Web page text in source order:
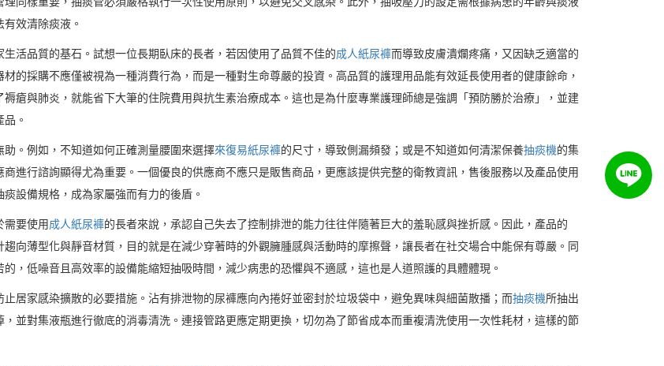
效清除痰液。
活品質的基石。試想一位長期臥床的長者，若因使用了品質不佳的成人紙尿褲而導致皮膚潰爛疼痛，又因缺乏適當的
的採購不應僅被視為一種消費行為，而是一種對生命尊嚴的投資。高品質的護理用品能有效延長使用者的健康餘命，
瘡與肺炎，就能省下大筆的住院費用與抗生素治療成本。這也是為什麼專業護理師總是強調「預防勝於治療」，並建
。
。例如，不知道如何正確測量腰圍來選擇來復易紙尿褲的尺寸，導致側漏頻發；或是不知道如何清潔保養抽痰機的集
進行諮詢顯得尤為重要。一個優良的供應商不應只是販售商品，更應該提供完整的衛教資訊，售後服務以及產品使用
設備規格，成為家屬強而有力的後盾。
需要使用成人紙尿褲的長者來說，承認自己失去了控制排泄的能力往往伴隨著巨大的羞恥感與挫折感。因此，產品的
向薄型化與靜音材質，目的就是在減少穿著時的外觀臃腫感與活動時的摩擦聲，讓長者在社交場合中能保有尊嚴。同
，低噪音且高效率的設備能縮短抽吸時間，減少病患的恐懼與不適感，這也是人道照護的具體體現。
居家感染擴散的必要措施。沾有排泄物的尿褲應向內捲好並密封於垃圾袋中，避免異味與細菌散播；而抽痰機所抽出
並對集液瓶進行徹底的消毒清洗。連接管路更應定期更換，切勿為了節省成本而重複清洗使用一次性耗材，這樣的節